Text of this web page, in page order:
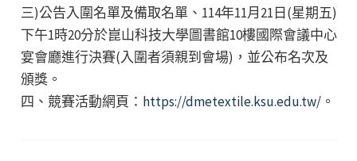
三)公告入圍名單及備取名單、114年11月21日(星期五)
下午1時20分於崑山科技大學圖書館10樓國際會議中心
宴會廳進行決賽(入圍者須親到會場)，並公布名次及
頒獎。
四、競賽活動網頁： https://dmetextile.ksu.edu.tw/。